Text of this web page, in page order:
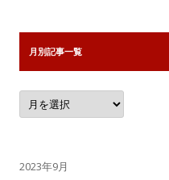
月別記事一覧
月
別
記
2023年9月